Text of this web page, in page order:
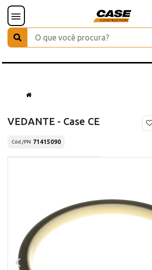
VEDANTE - Case CE
Cód./PN 71415090